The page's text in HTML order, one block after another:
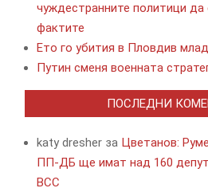
чуждестранните политици да
фактите
Ето го убития в Пловдив
Путин сменя военната
ПОСЛЕДНИ
katy dresher за Цветанов:
ПП-ДБ ще имат над 160
ВСС